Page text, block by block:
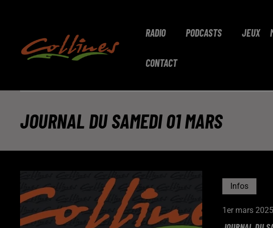
RADIO PODCASTS JEUX
CONTACT
JOURNAL DU SAMEDI 01 MARS
Infos
1er mars